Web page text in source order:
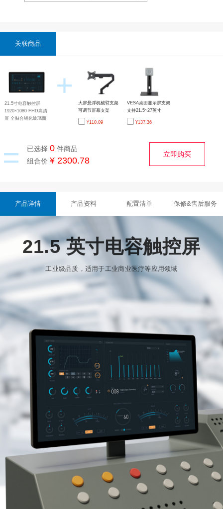
关联商品
21.5寸电容触控屏
1920×1080 FHD高清
屏 全贴合钢化玻璃面
+
大屏悬浮机械臂支架
可调节屏幕支架
17~30寸显示器适用
气压调节自由高度增
¥110.09
VESA桌面显示屏支架
支持21.5~27英寸
75/100mm孔位 多向
调节 加重底座 符合人
¥137.36
= 已选择 0件商品
组合价 ¥ 2300.78
立即购买
产品详情 产品资料 配置清单 保修&售后服务
21.5 英寸电容触控屏
工业级品质，适用于工业商业医疗等应用领域